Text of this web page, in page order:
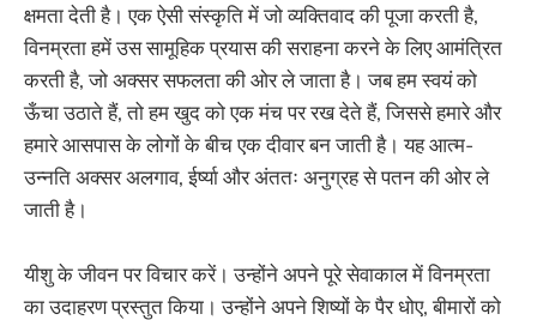
क्षमता देती है। एक ऐसी संस्कृति में जो व्यक्तिवाद की पूजा करती है,
विनम्रता हमें उस सामूहिक प्रयास की सराहना करने के लिए आमंत्रित
करती है, जो अक्सर सफलता की ओर ले जाता है। जब हम स्वयं को
ऊँचा उठाते हैं, तो हम खुद को एक मंच पर रख देते हैं, जिससे हमारे और
हमारे आसपास के लोगों के बीच एक दीवार बन जाती है। यह आत्म-
उन्नति अक्सर अलगाव, ईर्ष्या और अंततः अनुग्रह से पतन की ओर ले
जाती है।
यीशु के जीवन पर विचार करें। उन्होंने अपने पूरे सेवाकाल में विनम्रता
का उदाहरण प्रस्तुत किया। उन्होंने अपने शिष्यों के पैर धोए, बीमारों को